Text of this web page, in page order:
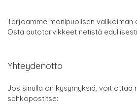
Tarjoamme monipuolisen valikoiman
Osta autotarvikkeet netistä
Yhteydenotto
Jos sinulla on kysymyksiä, voit ottaa
sähköpostitse: